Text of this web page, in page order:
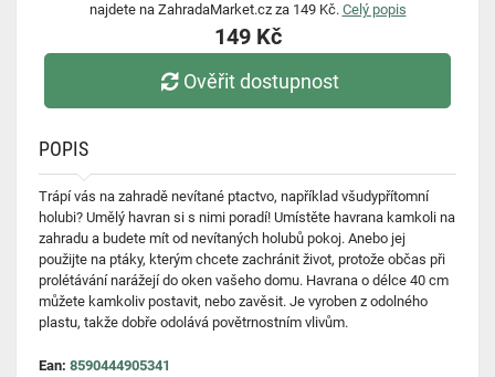
najdete na ZahradaMarket.cz za 149 Kč. Celý popis
149 Kč
Ověřit dostupnost
POPIS
Trápí vás na zahradě nevítané ptactvo, například všudypřítomní
holubi? Umělý havran si s nimi poradí! Umístěte havrana kamkoli na
zahradu a budete mít od nevítaných holubů pokoj. Anebo jej
použijte na ptáky, kterým chcete zachránit život, protože občas při
prolétávání narážejí do oken vašeho domu. Havrana o délce 40 cm
můžete kamkoliv postavit, nebo zavěsit. Je vyroben z odolného
plastu, takže dobře odolává povětrnostním vlivům.
Ean: 8590444905341